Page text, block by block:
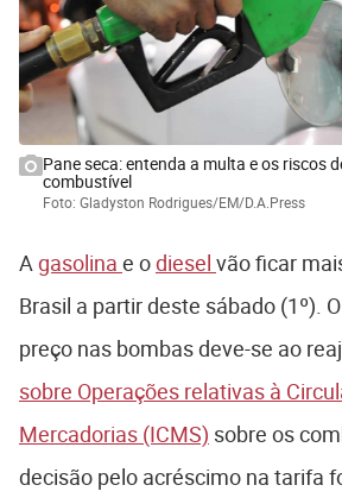
Pane seca: entenda a multa e os riscos
combustível
Foto: Gladyston Rodrigues/EM/D.A.Press
Agasolina e odiesel vão ficar
Brasil a partir deste sábado (1º).
preço nas bombas deve-se ao
sobre Operações relativas à
Mercadorias (ICMS) sobre os
decisão pelo acréscimo na tarifa